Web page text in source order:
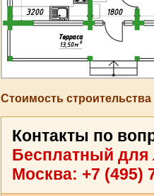
Стоимость строительства
Контакты по
Бесплатный для
Москва: +7 (495)